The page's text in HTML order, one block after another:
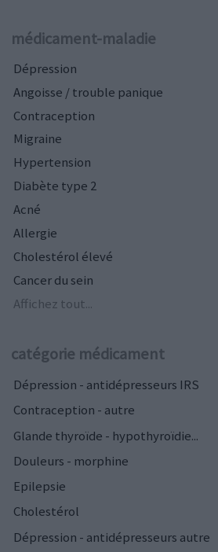
médicament-maladie
Dépression
Angoisse / trouble panique
Contraception
Migraine
Hypertension
Diabète type 2
Acné
Allergie
Cholestérol élevé
Cancer du sein
Affichez tout...
catégorie médicament
Dépression - antidépresseurs IRS
Contraception - autre
Glande thyroïde - hypothyroïdie...
Douleurs - morphine
Epilepsie
Cholestérol
Dépression - antidépresseurs autre